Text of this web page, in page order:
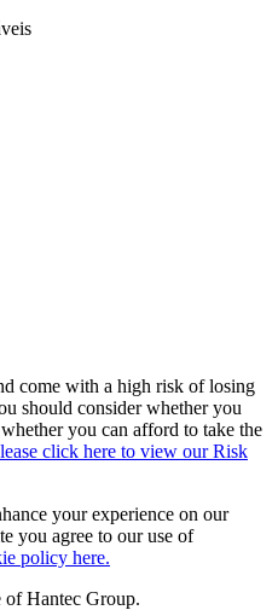
come with a high risk of losing
should consider whether you
you can afford to take the
click here to view our Risk
your experience on our
you agree to our use of
policy here.
of Hantec Group.